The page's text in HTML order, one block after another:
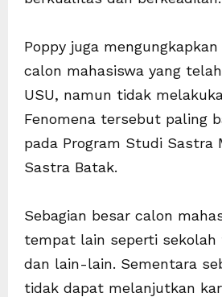
Poppy juga
calon mahasiswa yang
USU, namun tidak
Fenomena tersebut paling
pada Program Studi Sastra
Sastra Batak.
Sebagian besar calon
tempat lain seperti sekolah
dan lain-lain. Sementara
tidak dapat melanjutkan